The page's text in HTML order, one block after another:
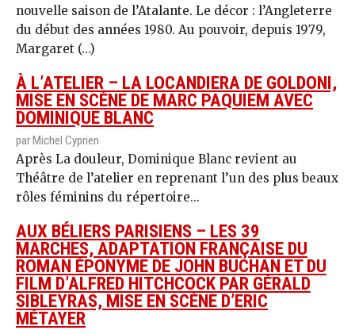
nouvelle saison de l’Atalante. Le décor : l’Angleterre
du début des années 1980. Au pouvoir, depuis 1979,
Margaret (…)
À L’ATELIER – LA LOCANDIERA DE GOLDONI,
MISE EN SCÈNE DE MARC PAQUIEM AVEC
DOMINIQUE BLANC
par Michel Cyprien
Après La douleur, Dominique Blanc revient au
Théâtre de l’atelier en reprenant l’un des plus beaux
rôles féminins du répertoire...
AUX BÉLIERS PARISIENS – LES 39
MARCHES, ADAPTATION FRANÇAISE DU
ROMAN ÉPONYME DE JOHN BUCHAN ET DU
FILM D’ALFRED HITCHCOCK PAR GÉRALD
SIBLEYRAS, MISE EN SCÈNE D’ERIC
MÉTAYER